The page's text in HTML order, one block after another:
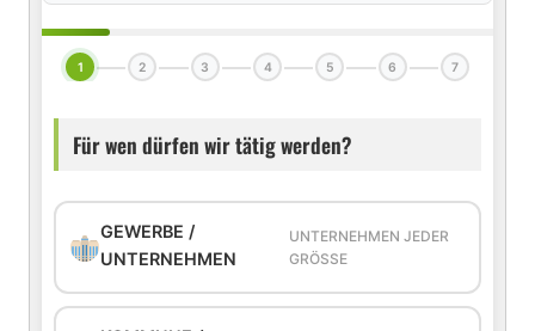
1 2 3 4 5 6 7
Für wen dürfen wir tätig werden?
GEWERBE /
UNTERNEHMEN
UNTERNEHMEN JEDER
GRÖSSE